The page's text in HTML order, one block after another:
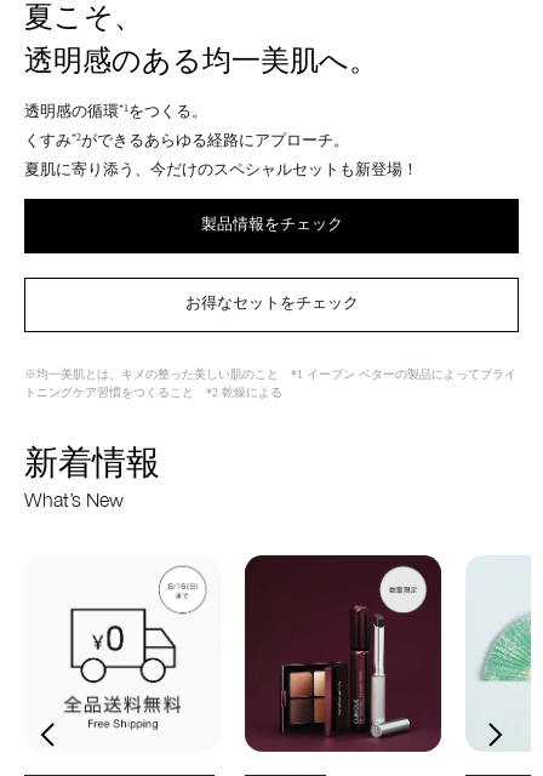
夏こそ、
透明感のある均一美肌へ。
透明感の循環*1をつくる。
くすみ*2ができるあらゆる経路にアプローチ。
夏肌に寄り添う、今だけのスペシャルセットも新登場！
製品情報をチェック
お得なセットをチェック
※均一美肌とは、キメの整った美しい肌のこと *1 イーブン ベターの製品によってブライ
トニングケア習慣をつくること *2 乾燥による
新着情報
What’s New